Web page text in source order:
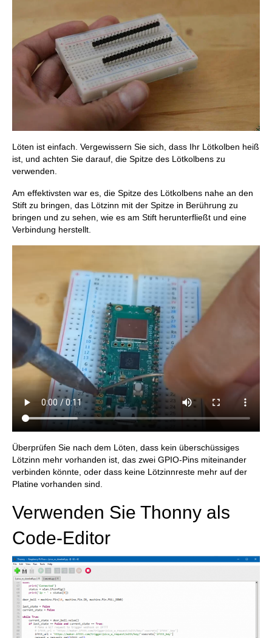
Löten ist einfach. Vergewissern Sie sich, dass Ihr Lötkolben heiß
ist, und achten Sie darauf, die Spitze des Lötkolbens zu
verwenden.
Am effektivsten war es, die Spitze des Lötkolbens nahe an den
Stift zu bringen, das Lötzinn mit der Spitze in Berührung zu
bringen und zu sehen, wie es am Stift herunterfließt und eine
Verbindung herstellt.
Überprüfen Sie nach dem Löten, dass kein überschüssiges
Lötzinn mehr vorhanden ist, das zwei GPIO-Pins miteinander
verbinden könnte, oder dass keine Lötzinnreste mehr auf der
Platine vorhanden sind.
Verwenden Sie Thonny als
Code-Editor